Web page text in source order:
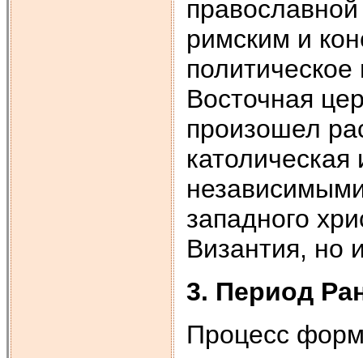
римским и
Восточная
произошел
западного
Византия, но
3. Период
Процесс